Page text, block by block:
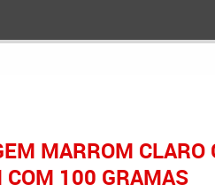
MARROM CLARO
COM 100 GRAMAS